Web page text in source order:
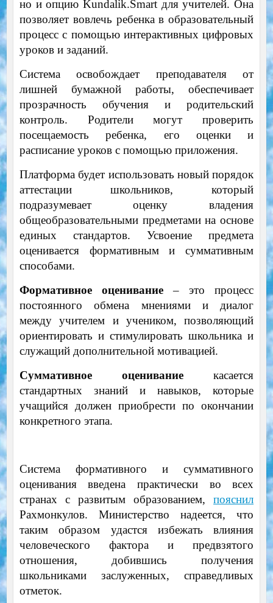
но и опцию Kundalik.Smart для учителей. Она
позволяет вовлечь ребенка в образовательный
процесс с помощью интерактивных цифровых
уроков и заданий.
Система освобождает преподавателя от
лишней бумажной работы, обеспечивает
прозрачность обучения и родительский
контроль. Родители могут проверить
посещаемость ребенка, его оценки и
расписание уроков с помощью приложения.
Платформа будет использовать новый порядок
аттестации школьников, который
подразумевает оценку владения
общеобразовательными предметами на основе
единых стандартов. Усвоение предмета
оценивается формативным и суммативным
способами.
Формативное оценивание– это процесс
постоянного обмена мнениями и диалог
между учителем и учеником, позволяющий
ориентировать и стимулировать школьника и
служащий дополнительной мотивацией.
Суммативное оценивание касается
стандартных знаний и навыков, которые
учащийся должен приобрести по окончании
конкретного этапа.
Система формативного и суммативного
оценивания введена практически во всех
странах с развитым образованием,пояснил
Рахмонкулов. Министерство надеется, что
таким образом удастся избежать влияния
человеческого фактора и предвзятого
отношения, добившись получения
школьниками заслуженных, справедливых
отметок.